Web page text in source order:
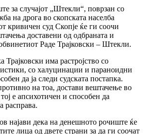
за случајот „Штекли“, поврзан со
на дрога во скопската населба
кривичен суд Скопје ќе ги соочи
доставени од одбраната и
Раде Трајковски – Штекли.
Трајковски има растројство со
со халуцинации и параноидни
да ја следи судската постапка.
на тоа, достави вештачење во
е апсихотичен и способен да
расправа.
најави дека на денешното рочиште ќе
лица од двете страни за да ги соочат